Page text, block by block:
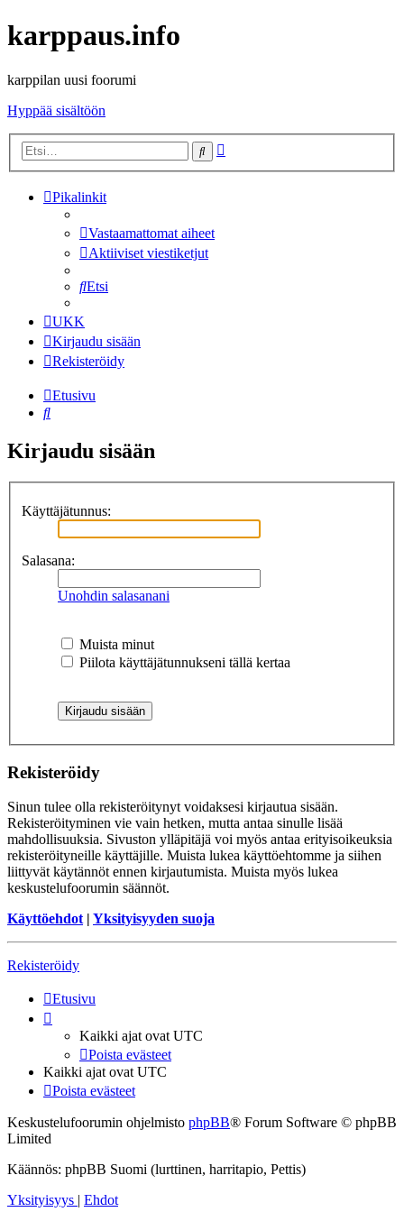
karppaus.info
karppilan uusi foorumi
Hyppää sisältöön
Etsi
Pikalinkit
Vastaamattomat aiheet
Aktiiviset viestiketjut
Etsi
UKK
Kirjaudu sisään
Rekisteröidy
Etusivu
Etsi
Kirjaudu sisään
Käyttäjätunnus:
Salasana:
Unohdin salasanani
Muista minut
Piilota käyttäjätunnukseni tällä kertaa
Rekisteröidy
Sinun tulee olla rekisteröitynyt voidaksesi kirjautua sisään.
Rekisteröityminen vie vain hetken, mutta antaa sinulle lisää
mahdollisuuksia. Sivuston ylläpitäjä voi myös antaa erityisoikeuksia
rekisteröityneille käyttäjille. Muista lukea käyttöehtomme ja siihen
liittyvät käytännöt ennen kirjautumista. Muista myös lukea
keskustelufoorumin säännöt.
Käyttöehdot | Yksityisyyden suoja
Rekisteröidy
Etusivu
Kaikki ajat ovat UTC
Poista evästeet
Kaikki ajat ovat UTC
Poista evästeet
Keskustelufoorumin ohjelmisto phpBB® Forum Software © phpBB
Limited
Käännös: phpBB Suomi (lurttinen, harritapio, Pettis)
Yksityisyys | Ehdot